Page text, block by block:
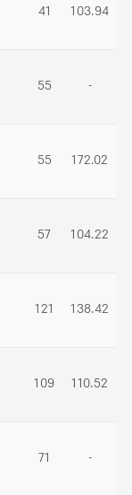
41 103.94
55 -
55 172.02
57 104.22
121 138.42
109 110.52
71 -